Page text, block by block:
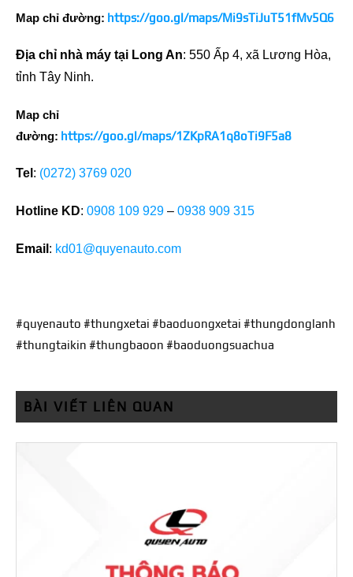
Map chỉ đường: https://goo.gl/maps/Mi9sTiJuT51fMv5Q6
Địa chỉ nhà máy tại Long An: 550 Ấp 4, xã Lương Hòa,
tỉnh Tây Ninh.
Map chỉ
đường: https://goo.gl/maps/1ZKpRA1q8oTi9F5a8
Tel : (0272) 3769 020
Hotline KD: 0908 109 929 – 0938 909 315
Email : kd01@quyenauto.com
#quyenauto #thungxetai #baoduongxetai #thungdonglanh
#thungtaikin #thungbaoon #baoduongsuachua
BÀI VIẾT LIÊN QUAN